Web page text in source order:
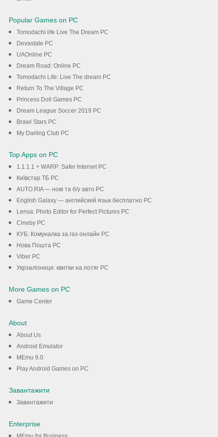
Popular Games on PC
Tomodachi life Live The Dream PC
Devastate PC
UAOnline PC
Dream Road: Online PC
Tomodachi Life: Live The dream PC
Return To The Village PC
Princess Doll Games PC
Dream League Soccer 2019 PC
Brawl Stars PC
My Darling Club PC
Top Apps on PC
1.1.1.1 + WARP: Safer Internet PC
Київстар TБ PC
AUTO.RIA — нові та б/у авто PC
English Galaxy — английский язык бесплатно PC
Lensa: Photo Editor for Perfect Pictures PC
Cineby PC
КУБ: Комуналка за газ онлайн PC
Нова Пошта PC
Viber PC
Укрзалізниця: квитки на потяг PC
More Games on PC
Game Center
About
About Us
Android Emulator
MEmu 9.0
Play Android Games on PC
Завантажити
Завантажити
Enterprise